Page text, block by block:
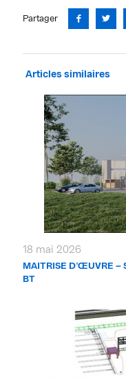
Partager
Articles similaires
18 mai 2026
MAITRISE D’ŒUVRE –
BT